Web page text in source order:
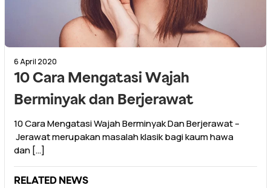
6 April 2020
10 Cara Mengatasi Wajah
Berminyak dan Berjerawat
10 Cara Mengatasi Wajah Berminyak Dan Berjerawat –
Jerawat merupakan masalah klasik bagi kaum hawa
dan […]
RELATED NEWS